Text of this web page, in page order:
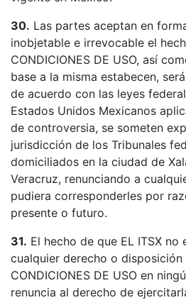
30. Las partes aceptan en
inobjetable e irrevocable el
CONDICIONES DE USO, así
base a la misma estabecen,
de acuerdo con las leyes
Estados Unidos Mexicanos
de controversia, se someten
jurisdicción de los Tribunales
domiciliados en la ciudad de
Veracruz, renunciando a
pudiera corresponderles por
presente o futuro.
31. El hecho de que EL ITSX
cualquier derecho o disposición
CONDICIONES DE USO en
renuncia al derecho de